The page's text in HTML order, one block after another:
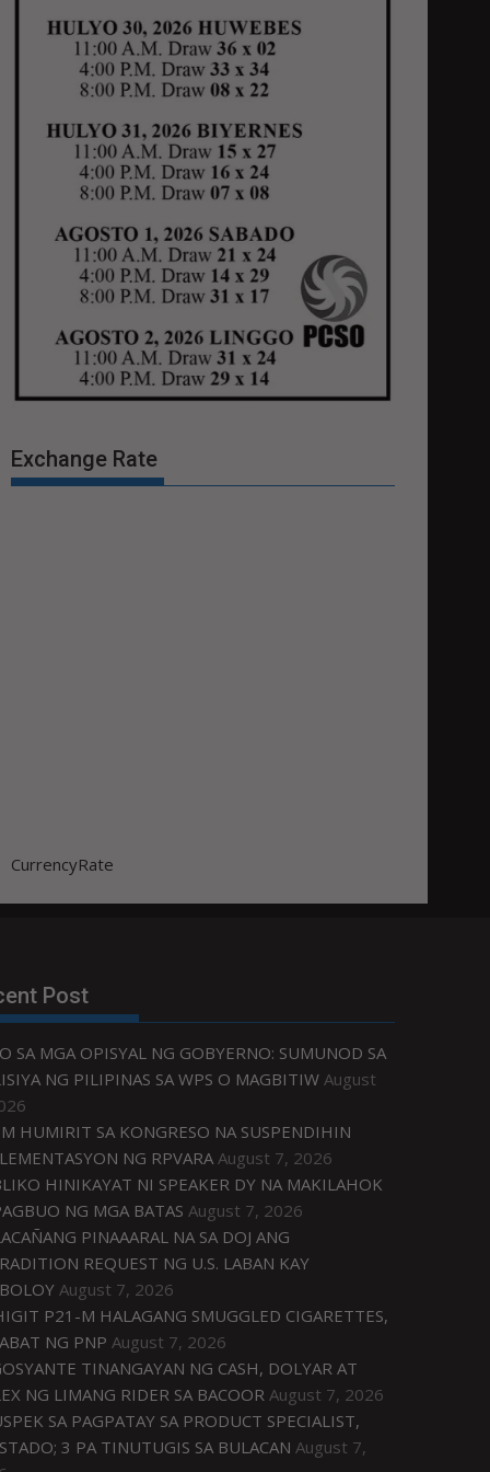
Exchange Rate
CurrencyRate
Post
SA MGA OPISYAL NG GOBYERNO: SUMUNOD SA
NG PILIPINAS SA WPS O MAGBITIW August
HUMIRIT SA KONGRESO NA SUSPENDIHIN
NG RPVARA August 7, 2026
HINIKAYAT NI SPEAKER DY NA MAKILAHOK
NG MGA BATAS August 7, 2026
PINAAARAL NA SA DOJ ANG
REQUEST NG U.S. LABAN KAY
August 7, 2026
P21-M HALAGANG SMUGGLED CIGARETTES,
NG PNP August 7, 2026
TINANGAYAN NG CASH, DOLYAR AT
NG LIMANG RIDER SA BACOOR August 7, 2026
SA PAGPATAY SA PRODUCT SPECIALIST,
3 PA TINUTUGIS SA BULACAN August 7,